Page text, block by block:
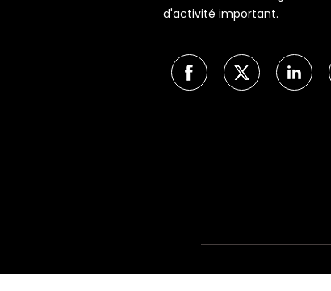
d'activité important.